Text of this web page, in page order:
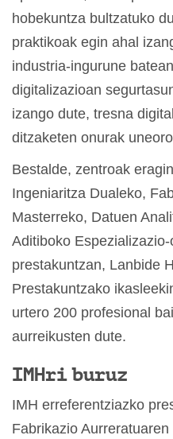
hobekuntza bultzatuko
praktikoak egin ahal
industria-ingurune
digitalizazioan
izango dute, tresna
ditzaketen onurak
Bestalde, zentroak
Ingeniaritza Dualeko,
Masterreko, Datuen
Aditiboko
prestakuntzan, Lanbide
Prestakuntzako
urtero 200 profesional
aurreikusten dute.
IMHri buruz
IMH erreferentziazko
Fabrikazio